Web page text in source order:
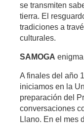
se transmiten
tierra. El
tradiciones a
culturales.
SAMOGA
A finales del año
iniciamos en la
preparación del
conversaciones
Llano. En el mes